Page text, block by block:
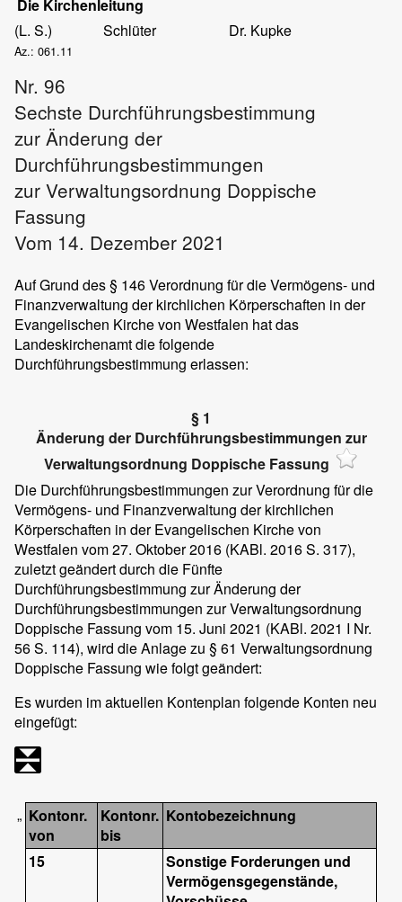
Die Kirchenleitung
(L. S.)
Schlüter Dr. Kupke
Az.: 061.11
Nr. 96
Sechste Durchführungsbestimmung
zur Änderung der
Durchführungsbestimmungen
zur Verwaltungsordnung Doppische
Fassung
Vom 14. Dezember 2021
Auf Grund des § 146 Verordnung für die Vermögens- und
Finanzverwaltung der kirchlichen Körperschaften in der
Evangelischen Kirche von Westfalen hat das
Landeskirchenamt die folgende
Durchführungsbestimmung erlassen:
§ 1
Änderung der Durchführungsbestimmungen zur
Verwaltungsordnung Doppische Fassung
Die Durchführungsbestimmungen zur Verordnung für die
Vermögens- und Finanzverwaltung der kirchlichen
Körperschaften in der Evangelischen Kirche von
Westfalen vom 27. Oktober 2016 (KABl. 2016 S. 317),
zuletzt geändert durch die Fünfte
Durchführungsbestimmung zur Änderung der
Durchführungsbestimmungen zur Verwaltungsordnung
Doppische Fassung vom 15. Juni 2021 (KABl. 2021 I Nr.
56 S. 114), wird die Anlage zu § 61 Verwaltungsordnung
Doppische Fassung wie folgt geändert:
Es wurden im aktuellen Kontenplan folgende Konten neu
eingefügt:
„ Kontonr.
von
Kontonr.
bis
Kontobezeichnung
15
Sonstige Forderungen und
Vermögensgegenstände,